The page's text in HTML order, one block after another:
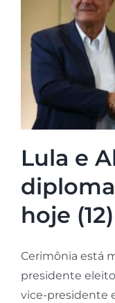
Lula e
hoje (12)
Cerimônia está
presidente
vice-presidente